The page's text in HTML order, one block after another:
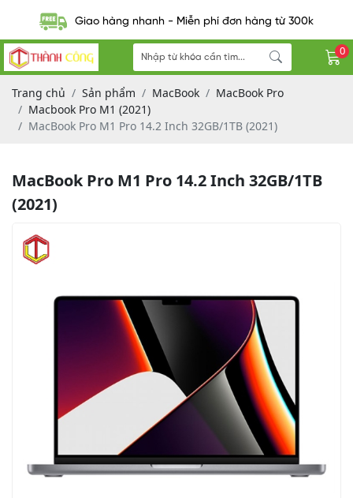
Giao hàng nhanh - Miễn phí đơn hàng từ 300k
0
Trang chủ Sản phẩm MacBook
MacBook Pro
Macbook Pro M1 (2021)
MacBook Pro M1 Pro 14.2 Inch 32GB/1TB (2021)
MacBook Pro M1 Pro 14.2 Inch 32GB/1TB
(2021)